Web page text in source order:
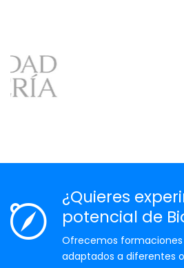
¿Quieres
potencial de
Ofrecemos
adaptados a diferentes